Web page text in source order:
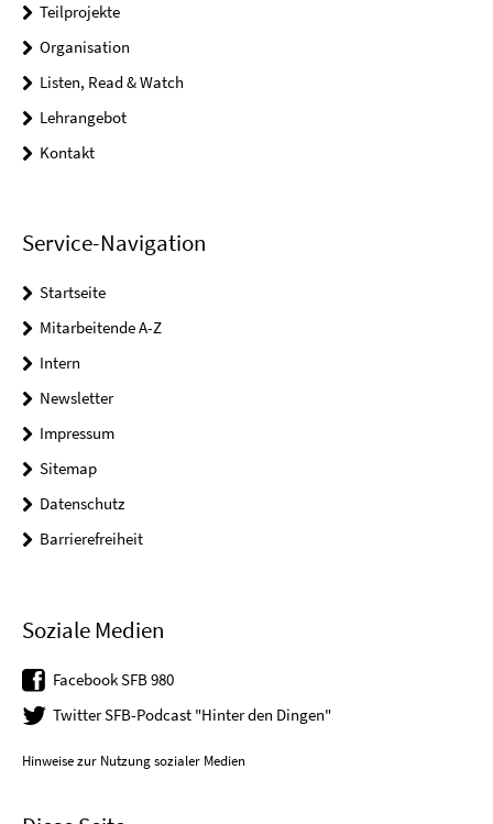
Teilprojekte
Organisation
Listen, Read & Watch
Lehrangebot
Kontakt
Service-Navigation
Startseite
Mitarbeitende A-Z
Intern
Newsletter
Impressum
Sitemap
Datenschutz
Barrierefreiheit
Soziale Medien
Facebook SFB 980
Twitter SFB-Podcast "Hinter den Dingen"
Hinweise zur Nutzung sozialer Medien